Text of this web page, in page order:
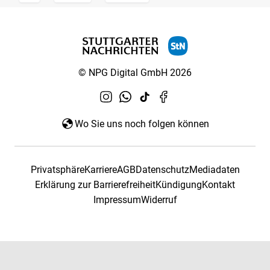
© NPG Digital GmbH 2026
Wo Sie uns noch folgen können
PrivatsphäreKarriereAGBDatenschutzMediadaten
Erklärung zur BarrierefreiheitKündigungKontakt
ImpressumWiderruf